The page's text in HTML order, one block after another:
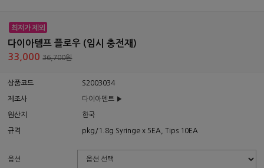
다이아템프 플로우 (임시 충전재)
33,00036,700원
상품코드 S2003034
제조사 다이아덴트 ▶
원산지 한국
규격 pkg/1.8g Syringe x 5EA, Tips 10EA
옵션